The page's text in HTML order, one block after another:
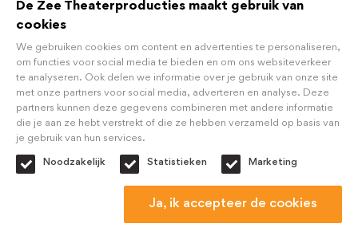
De Zee Theaterproducties maakt gebruik van
cookies
We gebruiken cookies om content en advertenties te personaliseren,
om functies voor social media te bieden en om ons websiteverkeer
te analyseren. Ook delen we informatie over je gebruik van onze site
met onze partners voor social media, adverteren en analyse. Deze
partners kunnen deze gegevens combineren met andere informatie
die je aan ze hebt verstrekt of die ze hebben verzameld op basis van
je gebruik van hun services.
Noodzakelijk Statistieken Marketing
Ja, ik accepteer de cookies
In deze muziektheatervoorstelling vertelt Loes Luca over het
bewogen en onstuimige leven van Lotte Lenya en zingt zij,
songs/liederen die Lenya op haar repertoire had.
Bekijk